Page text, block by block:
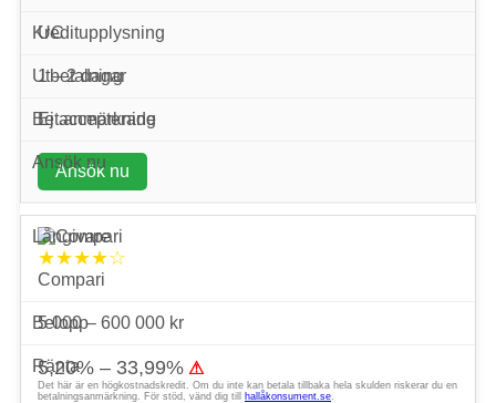
UC
1 – 2 dagar
Ej accepterade
Ansök nu
★★★★☆
Compari
5 000 – 600 000 kr
5,20% – 33,99% ⚠
Det här är en högkostnadskredit. Om du inte kan betala tillbaka hela skulden riskerar du en
betalningsanmärkning. För stöd, vänd dig till hallåkonsument.se